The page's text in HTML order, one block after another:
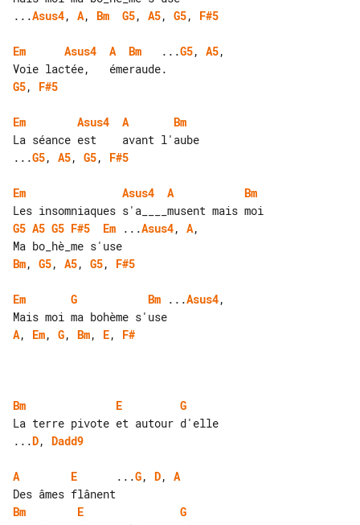
...Asus4, A, Bm G5, A5, G5, F#5
Em Asus4 A Bm
   ...
G5, A5,
G5, F#5
Em Asus4 A
Bm
...G5, A5, G5, F#5
Em Asus4 A
Bm
G5 A5 G5 F#5 Em ...Asus4, A,
Bm, G5, A5, G5, F#5
Em G Bm ...Asus4,
A, Em, G, Bm, E, F#
Bm E
G
...D, Dadd9
A E
      ...
G, D, A
Bm
E
G